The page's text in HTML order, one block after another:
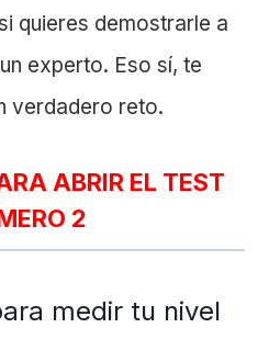
quieres demostrarle a
experto. Eso sí, te
verdadero reto.
ABRIR EL TEST
2
medir tu nivel